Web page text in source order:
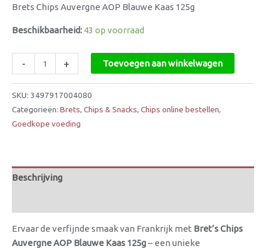
Brets Chips Auvergne AOP Blauwe Kaas 125g
Beschikbaarheid: 43 op voorraad
- + Toevoegen aan winkelwagen
SKU: 3497917004080
Categorieën: Brets, Chips & Snacks, Chips online bestellen,
Goedkope voeding
Beschrijving
Ervaar de verfijnde smaak van Frankrijk met Bret’s Chips
Auvergne AOP Blauwe Kaas 125g– een unieke